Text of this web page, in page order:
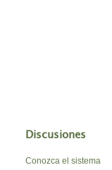
Discusiones
Conozca el sistema